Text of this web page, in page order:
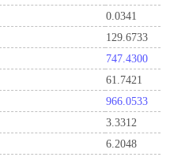
0.0341
129.6733
747.4300
61.7421
966.0533
3.3312
6.2048